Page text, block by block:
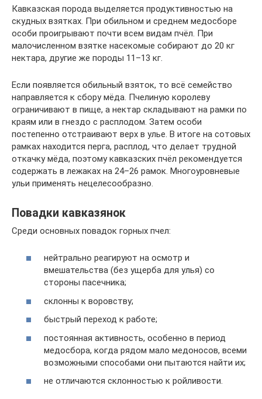
Кавказская порода выделяется продуктивностью на
скудных взятках. При обильном и среднем медосборе
особи проигрывают почти всем видам пчёл. При
малочисленном взятке насекомые собирают до 20 кг
нектара, другие же породы 11–13 кг.
Если появляется обильный взяток, то всё семейство
направляется к сбору мёда. Пчелиную королеву
ограничивают в пище, а нектар складывают на рамки по
краям или в гнездо с расплодом. Затем особи
постепенно отстраивают верх в улье. В итоге на сотовых
рамках находится перга, расплод, что делает трудной
откачку мёда, поэтому кавказских пчёл рекомендуется
содержать в лежаках на 24–26 рамок. Многоуровневые
ульи применять нецелесообразно.
Повадки кавказянок
Среди основных повадок горных пчел:
нейтрально реагируют на осмотр и
вмешательства (без ущерба для улья) со
стороны пасечника;
склонны к воровству;
быстрый переход к работе;
постоянная активность, особенно в период
медосбора, когда рядом мало медоносов, всеми
возможными способами они пытаются найти их;
не отличаются склонностью к ройливости.